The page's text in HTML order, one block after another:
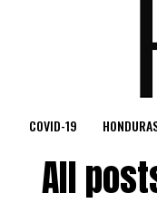
COVID-19
All